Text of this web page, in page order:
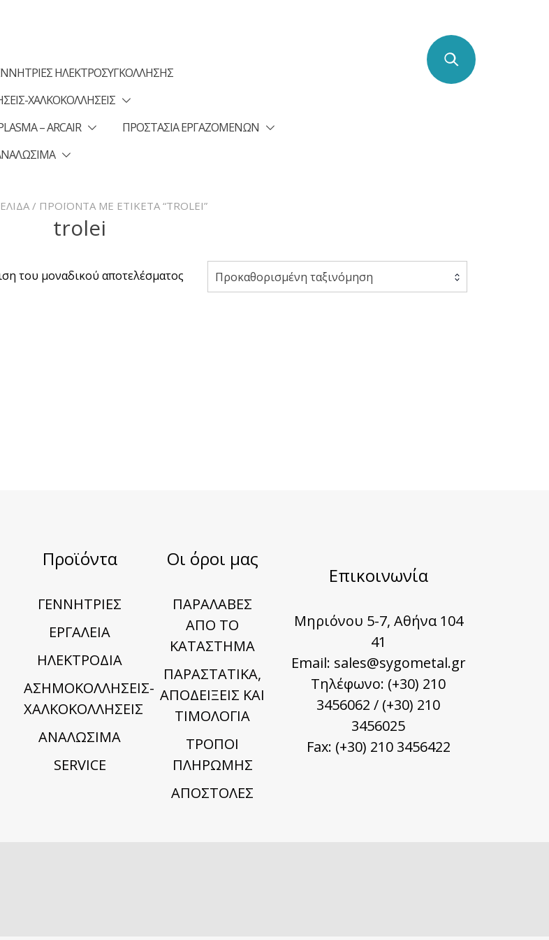
ΗΛΕΚΤΡΟΣΥΓΚΟΛΛΗΣΗΣ
ΧΑΛΚΟΚΟΛΛΗΣΕΙΣ
– ARCAIR
ΠΡΟΣΤΑΣΙΑ ΕΡΓΑΖΟΜΕΝΩΝ
/ ΠΡΟΪΌΝΤΑ ΜΕ ΕΤΙΚΈΤΑ “TROLEI”
trolei
του μοναδικού αποτελέσματος Προκαθορισμένη ταξινόμηση
Προϊόντα
ΓΕΝΝΗΤΡΙΕΣ
ΕΡΓΑΛΕΙΑ
ΗΛΕΚΤΡΟΔΙΑ
ΑΣΗΜΟΚΟΛΛΗΣΕΙΣ-
ΧΑΛΚΟΚΟΛΛΗΣΕΙΣ
ΑΝΑΛΩΣΙΜΑ
SERVICE
Οι όροι μας
ΠΑΡΑΛΑΒΕΣ
ΑΠΟ ΤΟ
ΚΑΤΑΣΤΗΜΑ
ΠΑΡΑΣΤΑΤΙΚΑ,
ΑΠΟΔΕΙΞΕΙΣ ΚΑΙ
ΤΙΜΟΛΟΓΙΑ
TΡΟΠΟΙ
ΠΛΗΡΩΜΗΣ
ΑΠΟΣΤΟΛΕΣ
Επικοινωνία
Μηριόνου 5-7, Αθήνα 104
41
Email: sales@sygometal.gr
Τηλέφωνο: (+30) 210
3456062 / (+30) 210
3456025
Fax: (+30) 210 3456422